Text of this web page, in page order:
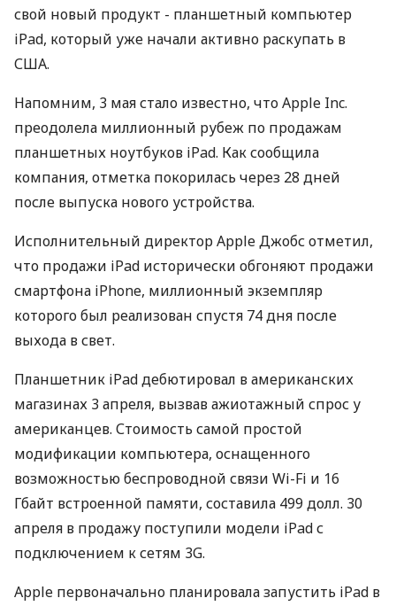
свой новый продукт - планшетный компьютер
iPad, который уже начали активно раскупать в
США.
Напомним, 3 мая стало известно, что Apple Inc.
преодолела миллионный рубеж по продажам
планшетных ноутбуков iPad. Как сообщила
компания, отметка покорилась через 28 дней
после выпуска нового устройства.
Исполнительный директор Apple Джобс отметил,
что продажи iPad исторически обгоняют продажи
смартфона iPhone, миллионный экземпляр
которого был реализован спустя 74 дня после
выхода в свет.
Планшетник iPad дебютировал в американских
магазинах 3 апреля, вызвав ажиотажный спрос у
американцев. Стоимость самой простой
модификации компьютера, оснащенного
возможностью беспроводной связи Wi-Fi и 16
Гбайт встроенной памяти, составила 499 долл. 30
апреля в продажу поступили модели iPad с
подключением к сетям 3G.
Apple первоначально планировала запустить iPad в